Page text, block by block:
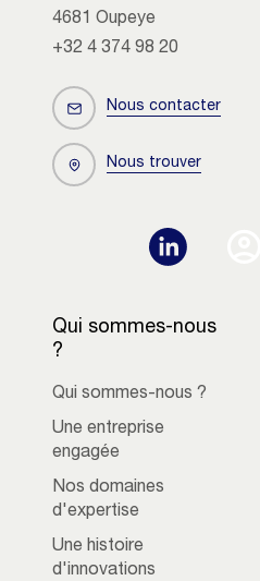
4681 Oupeye
+32 4 374 98 20
Nous contacter
Nous trouver
Qui sommes-nous
?
Qui sommes-nous ?
Une entreprise
engagée
Nos domaines
d'expertise
Une histoire
d'innovations